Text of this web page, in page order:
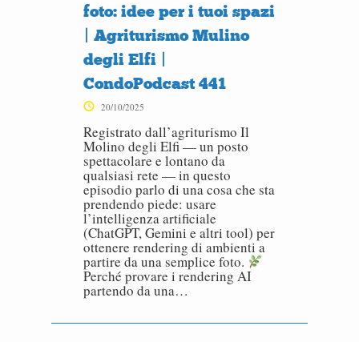
foto: idee per i tuoi spazi
| Agriturismo Mulino
degli Elfi |
CondoPodcast 441
20/10/2025
Registrato dall’agriturismo Il
Molino degli Elfi — un posto
spettacolare e lontano da
qualsiasi rete — in questo
episodio parlo di una cosa che sta
prendendo piede: usare
l’intelligenza artificiale
(ChatGPT, Gemini e altri tool) per
ottenere rendering di ambienti a
partire da una semplice foto.
Perché provare i rendering AI
partendo da una…